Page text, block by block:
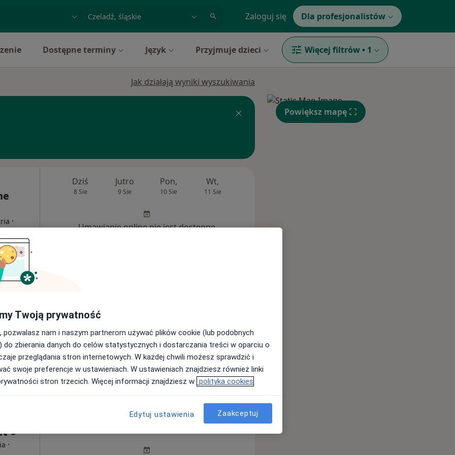
miasto lub dzielnica Zaloguj się Dla profesjonalistów
Dostępne terminy Język Przyjmuje dzieci Więcej filtrów • 1
Jak działają wyniki wyszukiwania
·
54, Katowice •Mapa
od 287 zł
Gierek
Dziś
8 Sie
Jutro
9 Sie
Pon,
10 Sie
Wt,
11 Sie
Umawianie online nie jest dostępne
·
Jutro Pon, Wt, Śr,
Powiększ mapę
Twoją prywatność
pozwalasz nam i naszym partnerom używać plików cookie (lub podobnych
do zbierania danych do celów statystycznych i dostarczania treści w oparciu o
przeglądania stron internetowych. W każdej chwili możesz sprawdzić i
swoje preferencje w ustawieniach. W ustawieniach znajdziesz również linki
stron trzecich. Więcej informacji znajdziesz w polityka cookies
Edytuj ustawienia Zaakceptuj